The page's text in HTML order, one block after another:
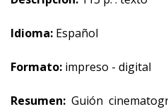
Idioma: Español
Formato: impreso - digital
Resumen: Guión